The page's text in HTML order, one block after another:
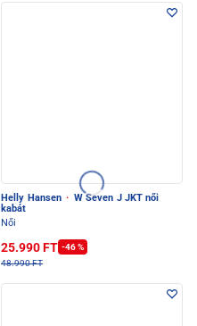
Helly Hansen · W Seven J JKT női
kabát
Női
25.990 FT -46 %
48.990 FT